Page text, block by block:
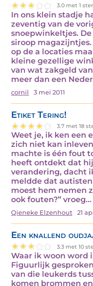
3.0 met 1
In ons klein stadje
zeventig van de
snoepwinkeltjes.
siroop
op de a locaties
kleine gezellige
van wat zakgeld
meer dan een
cornil 3 mei 2011
Etiket Tering!
3.7 met 18
Weet je, ik ken een
zich niet kan
machte is één fout
heeft ontdekt dat
verandering, dacht
meldde dat
moest hem nemen
ook fouten?” vroeg…
Qieneke Elzenhout 21
Een knallend
3.3 met 10
Waar ik woon word
Figuurlijk
van die leukerds
komen brommen